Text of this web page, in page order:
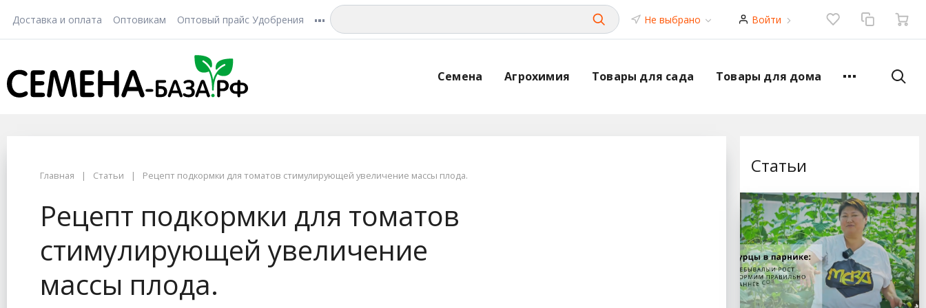
Доставка и оплата Оптовикам Оптовый прайс Удобрения Не выбрано Войти
Семена Агрохимия Товары для сада Товары для дома
Главная Статьи Рецепт подкормки для томатов стимулирующей увеличение массы плода.
Рецепт подкормки для томатов
стимулирующей увеличение
массы плода.
Статьи